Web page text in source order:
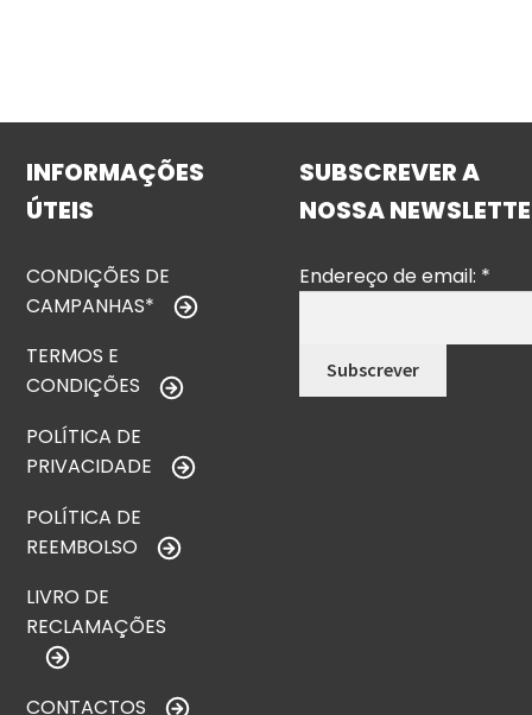
INFORMAÇÕES
ÚTEIS
CONDIÇÕES DE
CAMPANHAS*
TERMOS E
CONDIÇÕES
POLÍTICA DE
PRIVACIDADE
POLÍTICA DE
REEMBOLSO
LIVRO DE
RECLAMAÇÕES
CONTACTOS
SUBSCREVER A
NOSSA
Endereço de email: *